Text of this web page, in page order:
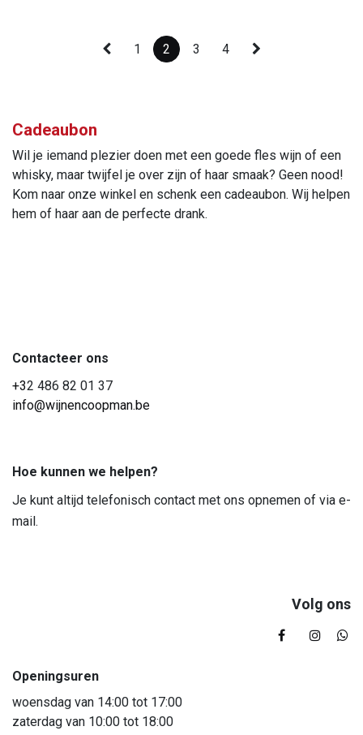
1 2 3 4
Cadeaubon
Wil je iemand plezier doen met een goede fles wijn of een
whisky, maar twijfel je over zijn of haar smaak? Geen nood!
Kom naar onze winkel en schenk een cadeaubon. Wij helpen
hem of haar aan de perfecte drank.
Contacteer ons
+32 486 82 01 37
info@wijnencoopman.be
Hoe kunnen we helpen?
Je kunt altijd telefonisch contact met ons opnemen of via e-
mail.
Volg ons
Openingsuren
woensdag van 14:00 tot 17:00
zaterdag van 10:00 tot 18:00